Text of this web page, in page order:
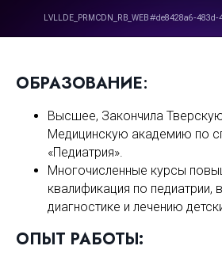
ОБРАЗОВАНИЕ:
Высшее, Закончила
Медицинскую академию по
«Педиатрия».
Многочисленные курсы
квалификация по педиатрии,
диагностике и лечению
ОПЫТ РАБОТЫ: